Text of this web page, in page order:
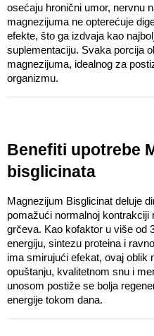
osećaju hronični umor, nervnu
magnezijuma ne opterećuje
efekte, što ga izdvaja kao
suplementaciju. Svaka porcija
magnezijuma, idealnog za
organizmu.
Benefiti upotrebe
bisglicinata
Magnezijum Bisglicinat deluje
pomažući normalnoj
grčeva. Kao kofaktor u više od
energiju, sintezu proteina i
ima smirujući efekat, ovaj oblik
opuštanju, kvalitetnom snu i
unosom postiže se bolja
energije tokom dana.